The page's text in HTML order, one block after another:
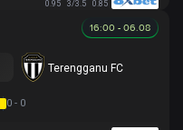
0.95
3/3.5 0.85
16:00 - 06.08
Terengganu FC
0 - 0